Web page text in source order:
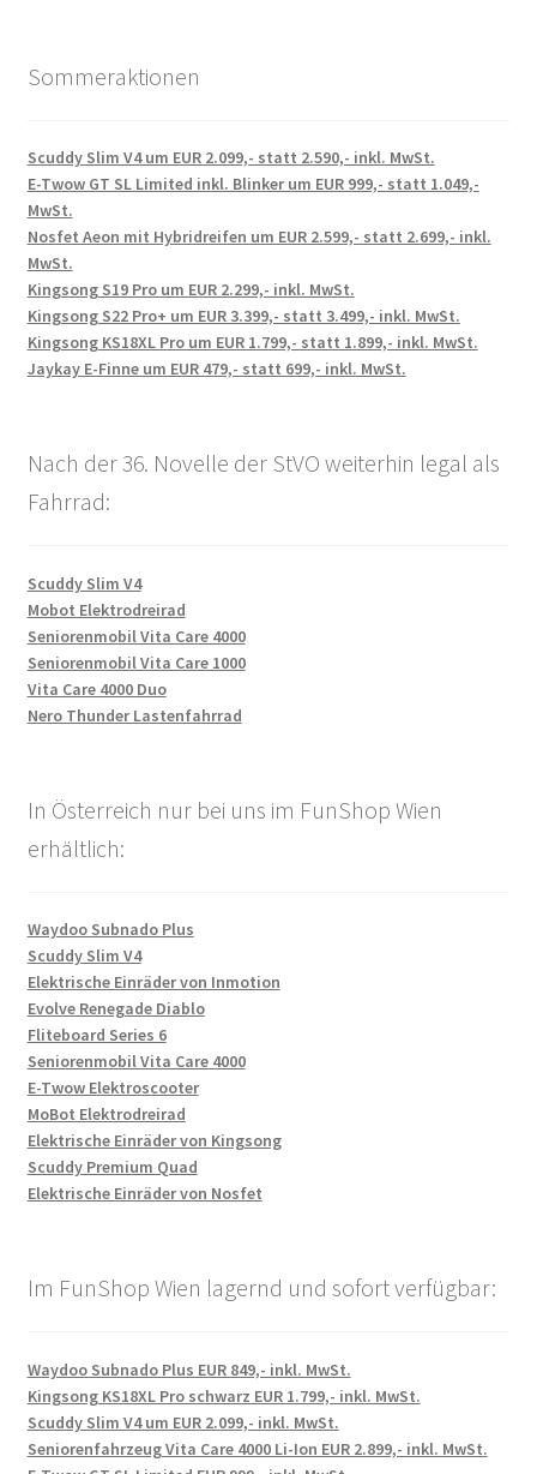
Sommeraktionen
Scuddy Slim V4 um EUR 2.099,- statt 2.590,- inkl. MwSt.
E-Twow GT SL Limited inkl. Blinker um EUR 999,- statt 1.049,-
MwSt.
Nosfet Aeon mit Hybridreifen um EUR 2.599,- statt 2.699,- inkl.
MwSt.
Kingsong S19 Pro um EUR 2.299,- inkl. MwSt.
Kingsong S22 Pro+ um EUR 3.399,- statt 3.499,- inkl. MwSt.
Kingsong KS18XL Pro um EUR 1.799,- statt 1.899,- inkl. MwSt.
Jaykay E-Finne um EUR 479,- statt 699,- inkl. MwSt.
Nach der 36. Novelle der StVO weiterhin legal als
Fahrrad:
Scuddy Slim V4
Mobot Elektrodreirad
Seniorenmobil Vita Care 4000
Seniorenmobil Vita Care 1000
Vita Care 4000 Duo
Nero Thunder Lastenfahrrad
In Österreich nur bei uns im FunShop Wien
erhältlich:
Waydoo Subnado Plus
Scuddy Slim V4
Elektrische Einräder von Inmotion
Evolve Renegade Diablo
Fliteboard Series 6
Seniorenmobil Vita Care 4000
E-Twow Elektroscooter
MoBot Elektrodreirad
Elektrische Einräder von Kingsong
Scuddy Premium Quad
Elektrische Einräder von Nosfet
Im FunShop Wien lagernd und sofort verfügbar:
Waydoo Subnado Plus EUR 849,- inkl. MwSt.
Kingsong KS18XL Pro schwarz EUR 1.799,- inkl. MwSt.
Scuddy Slim V4 um EUR 2.099,- inkl. MwSt.
Seniorenfahrzeug Vita Care 4000 Li-Ion EUR 2.899,- inkl. MwSt.